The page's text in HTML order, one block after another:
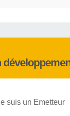
suis un Emetteur